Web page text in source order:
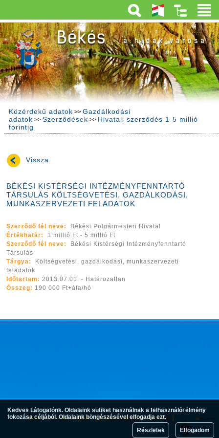
Közérdekű adatok >> Gazdálkodási
adatok >> Szerződések >> Hivatali szerződés 1-5 millió
forintig
Vissza
BÉKÉSI KISTÉRSÉGI INTÉZMÉNYFENNTARTÓ
TÁRSULÁS KÖLTSÉGVETÉSI, GAZDÁLKODÁSI,
MUNKASZERVEZETI FELADATOK
Szerződő fél neve:
Békési Polgármesteri Hivatal
Értékhatár:
1 millió Ft - 5 millió Ft
Szerződő fél neve:
Békési Kistérségi Intézményfenntartó
Társulás
Tárgya:
Költségvetési, gazdálkodási, munkaszervezeti
feladatok
Időtartam: 2013.07.01. - Határozatlan
Összeg: 190 000 Ft+áfa/hó
Impresszum
Jogok és feltételek
Adatvédelem
Kedves Látogatónk. Oldalaink sütiket használnak a felhasználói élmény
fokozása céljából. Oldalaink böngészésével elfogadja ezt.
Részletek
Elfogadom